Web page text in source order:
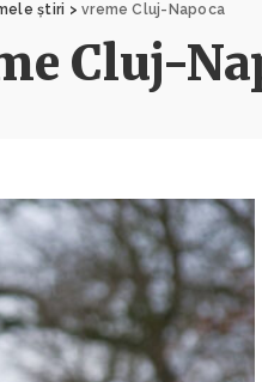
știri >vreme Cluj-Napoca
Cluj-